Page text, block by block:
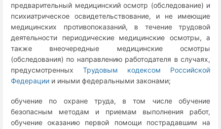
предварительный медицинский осмотр (обследование) и
психиатрическое освидетельствование, и не имеющие
медицинских противопоказаний, в течение трудовой
деятельности периодические медицинские осмотры, а
также внеочередные медицинские осмотры
(обследования) по направлению работодателя в случаях,
предусмотренных Трудовым кодексом Российской
Федерации и иными федеральными законами;
обучение по охране труда, в том числе обучение
безопасным методам и приемам выполнения работ,
обучение оказанию первой помощи пострадавшим на